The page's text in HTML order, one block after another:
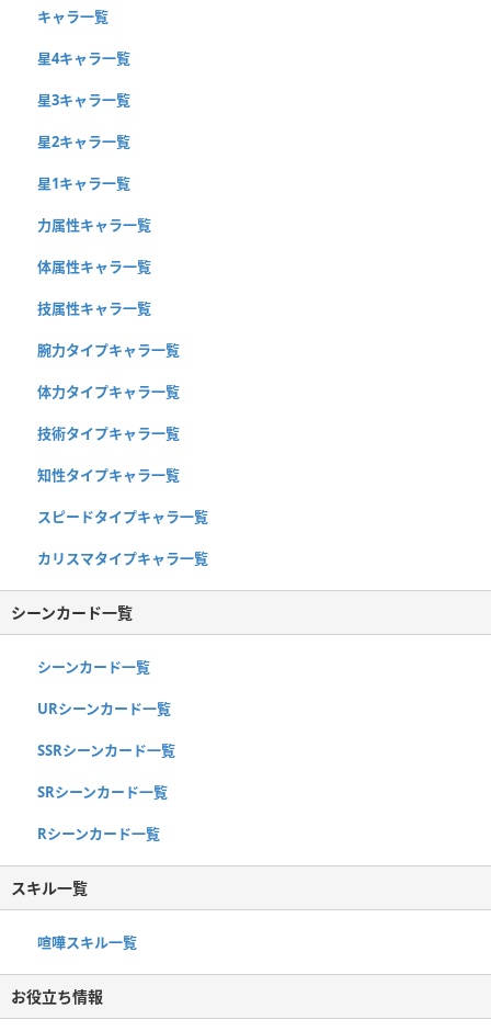
キャラ一覧
星4キャラ一覧
星3キャラ一覧
星2キャラ一覧
星1キャラ一覧
力属性キャラ一覧
体属性キャラ一覧
技属性キャラ一覧
腕力タイプキャラ一覧
体力タイプキャラ一覧
技術タイプキャラ一覧
知性タイプキャラ一覧
スピードタイプキャラ一覧
カリスマタイプキャラ一覧
シーンカード一覧
シーンカード一覧
URシーンカード一覧
SSRシーンカード一覧
SRシーンカード一覧
Rシーンカード一覧
スキル一覧
喧嘩スキル一覧
お役立ち情報